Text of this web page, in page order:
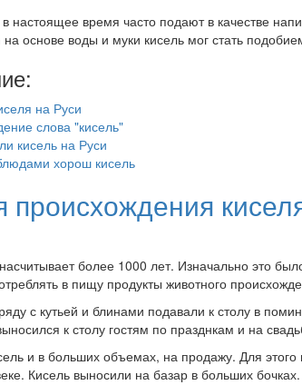
настоящее время часто подают в качестве
основе воды и муки кисель мог стать
на Руси
слова "кисель"
кисель на Руси
хорош кисель
происхождения
более 1000 лет. Изначально это
в пищу продукты животного
с кутьей и блинами подавали к столу в
к столу гостям по празднкам и на
и в больших объемах, на продажу. Для
Кисель выносили на базар в больших